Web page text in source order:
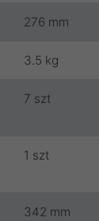
276 mm
3.5 kg
7 szt
1 szt
342 mm